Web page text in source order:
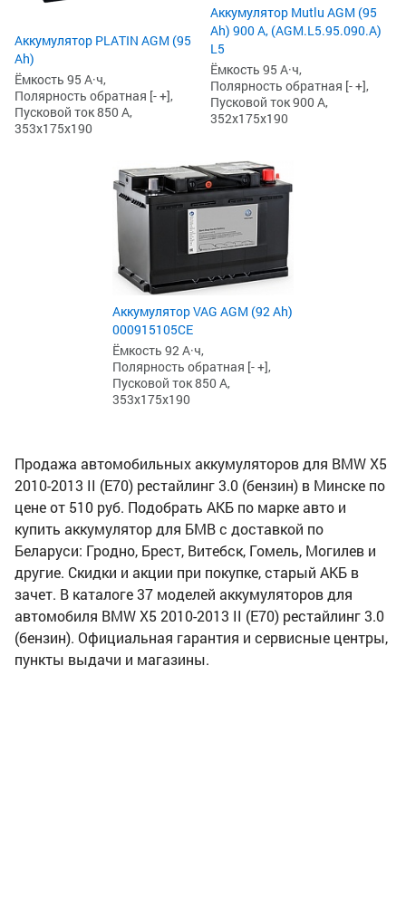
Аккумулятор PLATIN AGM (95
Ah)
Ёмкость 95 А·ч,
Полярность обратная [- +],
Пусковой ток 850 А,
353x175x190
Аккумулятор Mutlu AGM (95
Ah) 900 А, (AGM.L5.95.090.A)
L5
Ёмкость 95 А·ч,
Полярность обратная [- +],
Пусковой ток 900 А,
352x175x190
Аккумулятор VAG AGM (92 Ah)
000915105CE
Ёмкость 92 А·ч,
Полярность обратная [- +],
Пусковой ток 850 А,
353x175x190
Продажа автомобильных аккумуляторов для BMW X5
2010-2013 II (E70) рестайлинг 3.0 (бензин) в Минске по
цене от 510 руб. Подобрать АКБ по марке авто и
купить аккумулятор для БМВ с доставкой по
Беларуси: Гродно, Брест, Витебск, Гомель, Могилев и
другие. Скидки и акции при покупке, старый АКБ в
зачет. В каталоге 37 моделей аккумуляторов для
автомобиля BMW X5 2010-2013 II (E70) рестайлинг 3.0
(бензин). Официальная гарантия и сервисные центры,
пункты выдачи и магазины.